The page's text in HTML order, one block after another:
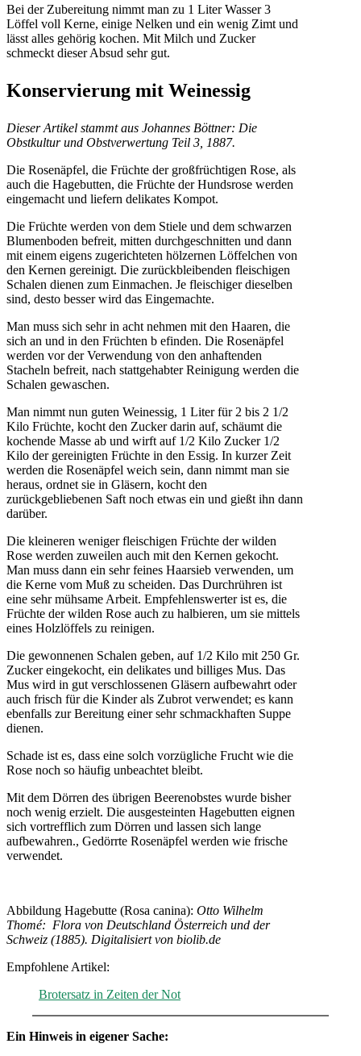
Bei der Zubereitung nimmt man zu 1 Liter Wasser 3
Löffel voll Kerne, einige Nelken und ein wenig Zimt und
lässt alles gehörig kochen. Mit Milch und Zucker
schmeckt dieser Absud sehr gut.
Konservierung mit Weinessig
Dieser Artikel stammt aus Johannes Böttner: Die
Obstkultur und Obstverwertung Teil 3, 1887.
Die Rosenäpfel, die Früchte der großfrüchtigen Rose, als
auch die Hagebutten, die Früchte der Hundsrose werden
eingemacht und liefern delikates Kompot.
Die Früchte werden von dem Stiele und dem schwarzen
Blumenboden befreit, mitten durchgeschnitten und dann
mit einem eigens zugerichteten hölzernen Löffelchen von
den Kernen gereinigt. Die zurückbleibenden fleischigen
Schalen dienen zum Einmachen. Je fleischiger dieselben
sind, desto besser wird das Eingemachte.
Man muss sich sehr in acht nehmen mit den Haaren, die
sich an und in den Früchten b efinden. Die Rosenäpfel
werden vor der Verwendung von den anhaftenden
Stacheln befreit, nach stattgehabter Reinigung werden die
Schalen gewaschen.
Man nimmt nun guten Weinessig, 1 Liter für 2 bis 2 1/2
Kilo Früchte, kocht den Zucker darin auf, schäumt die
kochende Masse ab und wirft auf 1/2 Kilo Zucker 1/2
Kilo der gereinigten Früchte in den Essig. In kurzer Zeit
werden die Rosenäpfel weich sein, dann nimmt man sie
heraus, ordnet sie in Gläsern, kocht den
zurückgebliebenen Saft noch etwas ein und gießt ihn dann
darüber.
Die kleineren weniger fleischigen Früchte der wilden
Rose werden zuweilen auch mit den Kernen gekocht.
Man muss dann ein sehr feines Haarsieb verwenden, um
die Kerne vom Muß zu scheiden. Das Durchrühren ist
eine sehr mühsame Arbeit. Empfehlenswerter ist es, die
Früchte der wilden Rose auch zu halbieren, um sie mittels
eines Holzlöffels zu reinigen.
Die gewonnenen Schalen geben, auf 1/2 Kilo mit 250 Gr.
Zucker eingekocht, ein delikates und billiges Mus. Das
Mus wird in gut verschlossenen Gläsern aufbewahrt oder
auch frisch für die Kinder als Zubrot verwendet; es kann
ebenfalls zur Bereitung einer sehr schmackhaften Suppe
dienen.
Schade ist es, dass eine solch vorzügliche Frucht wie die
Rose noch so häufig unbeachtet bleibt.
Mit dem Dörren des übrigen Beerenobstes wurde bisher
noch wenig erzielt. Die ausgesteinten Hagebutten eignen
sich vortrefflich zum Dörren und lassen sich lange
aufbewahren., Gedörrte Rosenäpfel werden wie frische
verwendet.
Abbildung Hagebutte (Rosa canina): Otto Wilhelm
Thomé: Flora von Deutschland Österreich und der
Schweiz (1885). Digitalisiert von biolib.de
Empfohlene Artikel:
Brotersatz in Zeiten der Not
Ein Hinweis in eigener Sache: